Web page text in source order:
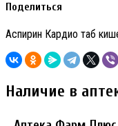
Поделиться
Аспирин Кардио таб
Наличие в